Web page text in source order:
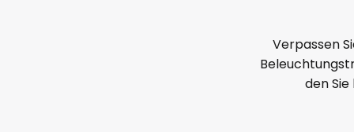
Verpassen
den